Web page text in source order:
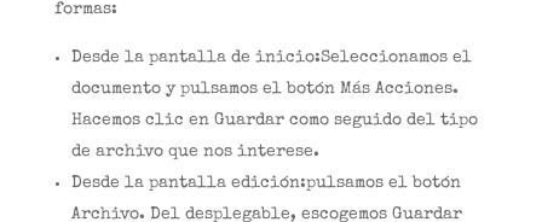
formas:
Desde la pantalla de inicio:Seleccionamos el
documento y pulsamos el botón Más Acciones.
Hacemos clic en Guardar como seguido del tipo
de archivo que nos interese.
Desde la pantalla edición:pulsamos el botón
Archivo. Del desplegable, escogemos Guardar